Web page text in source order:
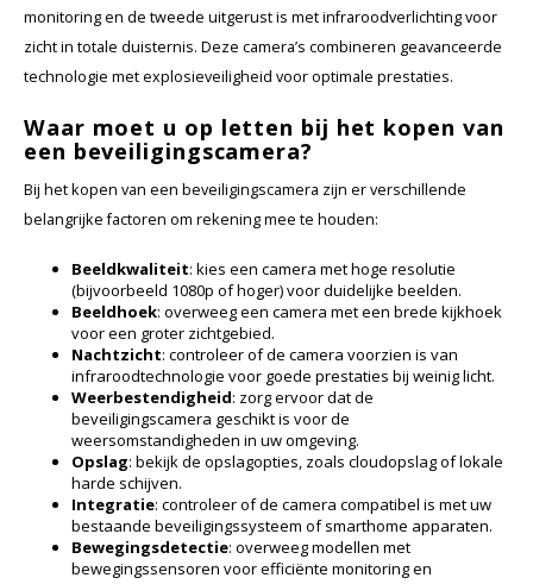
monitoring en de tweede uitgerust is met infraroodverlichting voor
zicht in totale duisternis. Deze camera’s combineren geavanceerde
technologie met explosieveiligheid voor optimale prestaties.
Waar moet u op letten bij het kopen van
een beveiligingscamera?
Bij het kopen van een beveiligingscamera zijn er verschillende
belangrijke factoren om rekening mee te houden:
Beeldkwaliteit: kies een camera met hoge resolutie
(bijvoorbeeld 1080p of hoger) voor duidelijke beelden.
Beeldhoek: overweeg een camera met een brede kijkhoek
voor een groter zichtgebied.
Nachtzicht: controleer of de camera voorzien is van
infraroodtechnologie voor goede prestaties bij weinig licht.
Weerbestendigheid: zorg ervoor dat de
beveiligingscamera geschikt is voor de
weersomstandigheden in uw omgeving.
Opslag: bekijk de opslagopties, zoals cloudopslag of lokale
harde schijven.
Integratie: controleer of de camera compatibel is met uw
bestaande beveiligingssysteem of smarthome apparaten.
Bewegingsdetectie: overweeg modellen met
bewegingssensoren voor efficiënte monitoring en